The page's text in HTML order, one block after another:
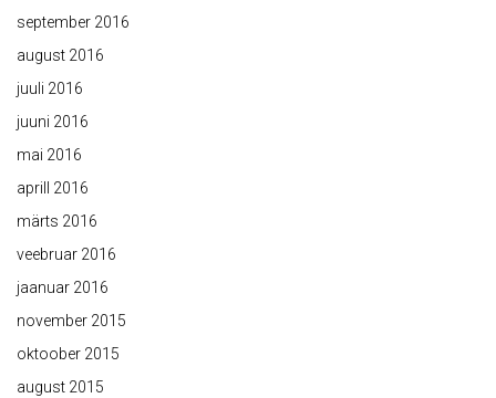
september 2016
august 2016
juuli 2016
juuni 2016
mai 2016
aprill 2016
märts 2016
veebruar 2016
jaanuar 2016
november 2015
oktoober 2015
august 2015